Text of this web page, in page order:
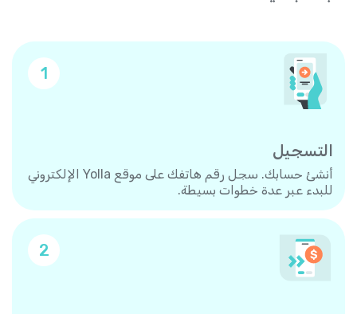
1
التسجيل
أنشئ حسابك. سجل رقم هاتفك على موقع Yolla الإلكتروني
للبدء عبر عدة خطوات بسيطة.
2